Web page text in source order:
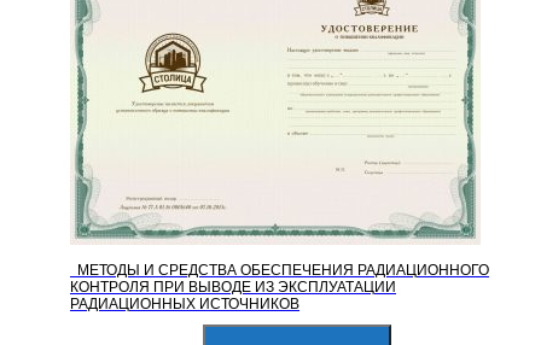
МЕТОДЫ И СРЕДСТВА ОБЕСПЕЧЕНИЯ РАДИАЦИОННОГО
КОНТРОЛЯ ПРИ ВЫВОДЕ ИЗ ЭКСПЛУАТАЦИИ
РАДИАЦИОННЫХ ИСТОЧНИКОВ